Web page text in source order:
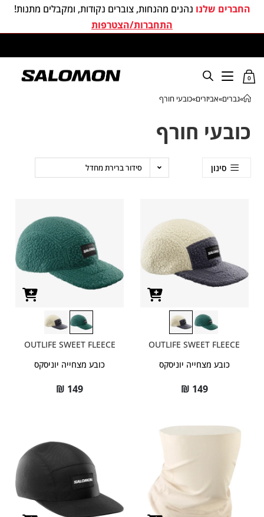
החברים שלנו נהנים מהנחות, צוברים נקודות, ומקבלים מתנות!
התחברות/הצטרפות
0
כובעי חורף
»גברים»אביזרים»כובעי חורף
סינון סידור ברירת מחדל
OUTLIFE SWEET FLEECE
כובע מצחייה יוניסקס
₪ 149
OUTLIFE SWEET FLEECE
כובע מצחייה יוניסקס
₪ 149